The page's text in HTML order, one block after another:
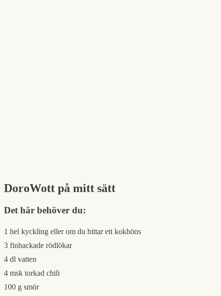
DoroWott på mitt sätt
Det här behöver du:
1 hel kyckling eller om du hittar ett kokhöns
3 finhackade rödlökar
4 dl vatten
4 msk torkad chili
100 g smör